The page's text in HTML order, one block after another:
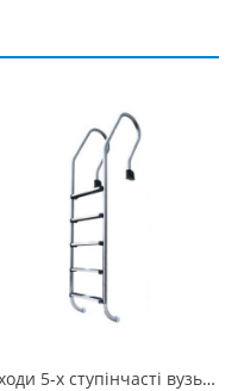
Сходи 5-х ступінчасті вузькі SF